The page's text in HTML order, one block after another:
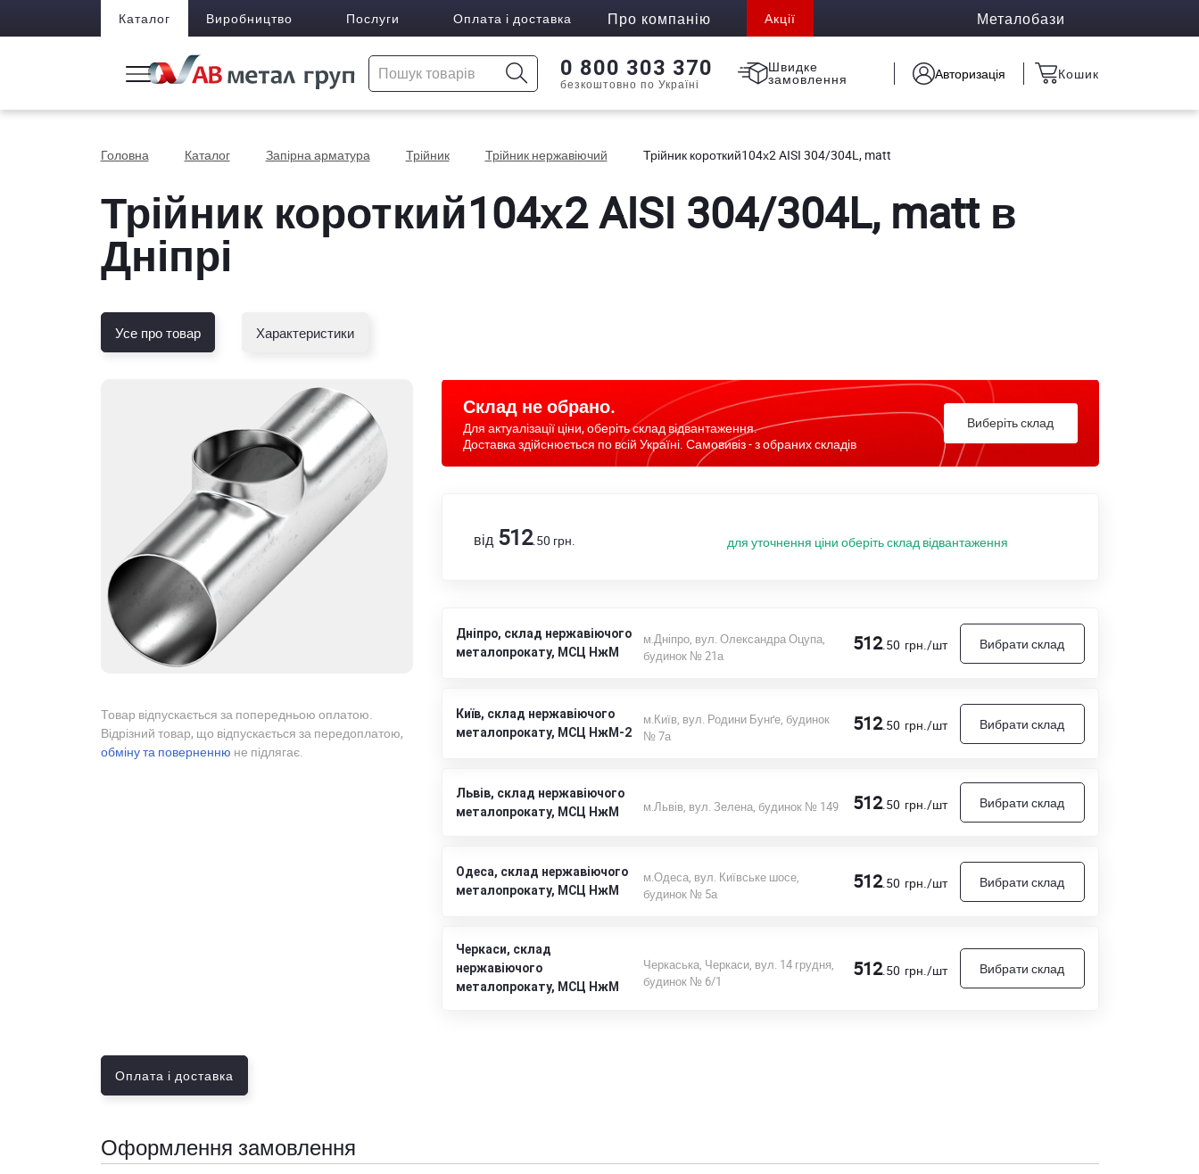
Каталог Виробництво Послуги Оплата і доставка Про компанію Акції Металобази
0 800 303 370
безкоштовно по Україні
Швидке
замовлення Авторизація Кошик
Головна Каталог Запірна арматура Трійник Трійник нержавіючий Трійник короткий104х2 AISI 304/304L, matt
Трійник короткий104х2 AISI 304/304L, matt в
Дніпрі
Усе про товар Характеристики
Товар відпускається за попередньою оплатою.
Відрізний товар, що відпускається за передоплатою,
обміну та поверненню не підлягає.
Склад не обрано.
Для актуалізації ціни, оберіть склад відвантаження.
Доставка здійснюється по всій Україні. Самовивіз - з обраних складів
Виберіть склад
від 512.50 грн. для уточнення ціни оберіть склад відвантаження
Дніпро, склад нержавіючого
металопрокату, МСЦ НжМ
м.Дніпро, вул. Олександра Оцупа,
будинок № 21а
512.50 грн./шт Вибрати склад
Київ, склад нержавіючого
металопрокату, МСЦ НжМ-2
м.Київ, вул. Родини Бунґе, будинок
№ 7а
512.50 грн./шт Вибрати склад
Львів, склад нержавіючого
металопрокату, МСЦ НжМ
м.Львів, вул. Зелена, будинок № 149 512.50 грн./шт Вибрати склад
Одеса, склад нержавіючого
металопрокату, МСЦ НжМ
м.Одеса, вул. Київське шосе,
будинок № 5а
512.50 грн./шт Вибрати склад
Черкаси, склад
нержавіючого
металопрокату, МСЦ НжМ
Черкаська, Черкаси, вул. 14 грудня,
будинок № 6/1
512.50 грн./шт Вибрати склад
Оплата і доставка
Оформлення замовлення